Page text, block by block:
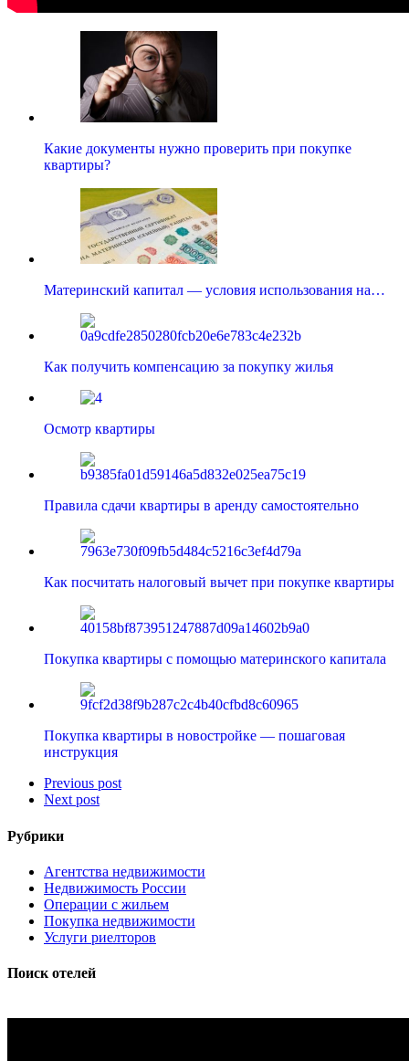
Какие документы нужно проверить при покупке
квартиры?
Материнский капитал — условия использования на…
Как получить компенсацию за покупку жилья
Осмотр квартиры
Правила сдачи квартиры в аренду самостоятельно
Как посчитать налоговый вычет при покупке квартиры
Покупка квартиры с помощью материнского капитала
Покупка квартиры в новостройке — пошаговая
инструкция
Previous post
Next post
Рубрики
Агентства недвижимости
Недвижимость России
Операции с жильем
Покупка недвижимости
Услуги риелторов
Поиск отелей